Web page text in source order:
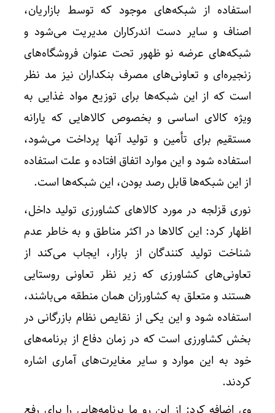
استفاده از شبکه‌های موجود که توسط بازاریان،
اصناف و سایر دست اندرکاران مدیریت می‌شود و
شبکه‌های عرضه نو ظهور تحت عنوان فروشگاه‌های
زنجیره‌ای و تعاونی‌های مصرف بنکداران نیز مد نظر
است که از این شبکه‌ها برای توزیع مواد غذایی به
ویژه کالای اساسی و بخصوص کالاهایی که یارانه
مستقیم برای تأمین و تولید آنها پرداخت می‌شود،
استفاده شود و این موارد اتفاق افتاده و علت استفاده
از این شبکه‌ها قابل رصد بودن، این شبکه‌ها است.
نوری قزلجه در مورد کالاهای کشاورزی تولید داخل،
اظهار کرد: این کالاها در اکثر مناطق و به خاطر عدم
شناخت تولید کنندگان از بازار، ایجاب می‌کند از
تعاونی‌های کشاورزی که زیر نظر تعاونی روستایی
هستند و متعلق به کشاورزان همان منطقه می‌باشند،
استفاده شود و این یکی از نقایص نظام بازرگانی در
بخش کشاورزی است که در زمان دفاع از برنامه‌های
خود به این موارد و سایر مغایرت‌های آماری اشاره
کردند.